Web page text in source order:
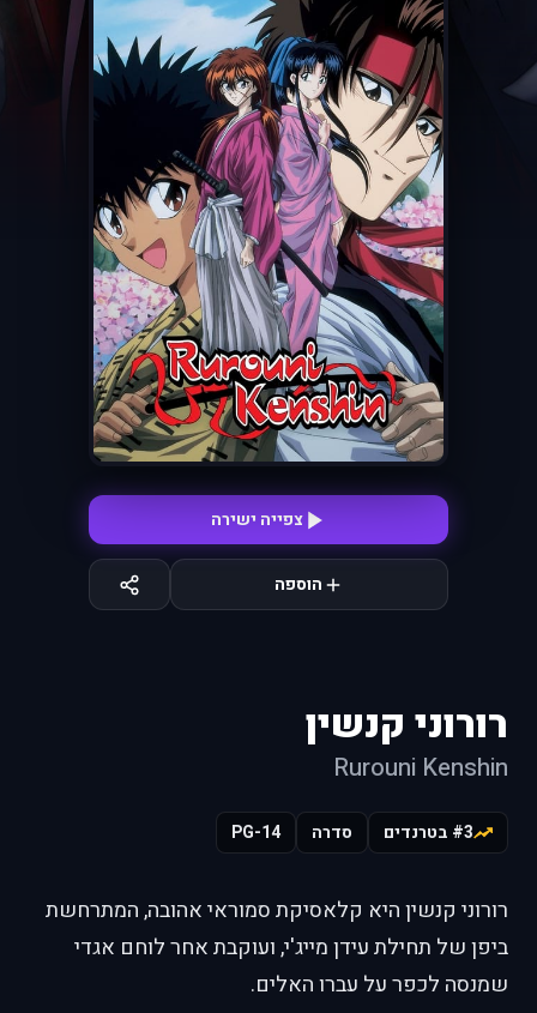
צפייה ישירה
הוספה
רורוני קנשין
Rurouni Kenshin
#3 בטרנדים סדרה PG-14
רורוני קנשין היא קלאסיקת סמוראי אהובה, המתרחשת
ביפן של תחילת עידן מייג'י, ועוקבת אחר לוחם אגדי
שמנסה לכפר על עברו האלים.